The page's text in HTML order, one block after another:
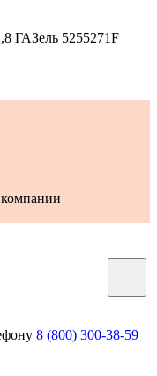
ГАЗель 5255271F
8 (800) 300-38-59